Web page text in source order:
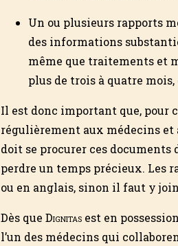
Un ou plusieurs rapports
des informations
même que traitements et
plus de trois à quatre
Il est donc important que, pour
régulièrement aux médecins et
doit se procurer ces
perdre un temps précieux. Les
ou en anglais, sinon il faut y
Dès que Dignitas est en
l’un des médecins qui